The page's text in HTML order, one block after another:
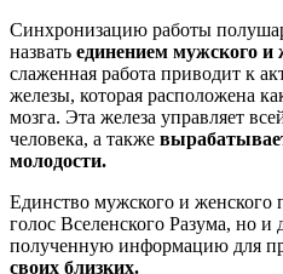
Синхронизацию работы
назвать единением мужского и
слаженная работа приводит к
железы, которая расположена
мозга. Эта железа управляет
человека, а также
молодости.
Единство мужского и женского
голос Вселенского Разума, но и
полученную информацию для
своих близких.